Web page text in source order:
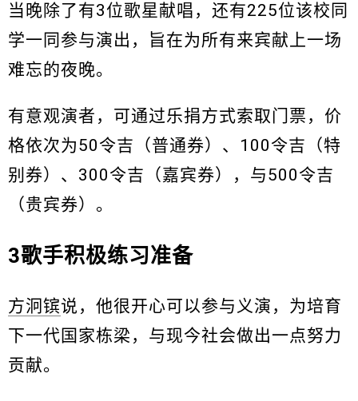
当晚除了有3位歌星献唱，还有225位该校同
学一同参与演出，旨在为所有来宾献上一场
难忘的夜晚。
有意观演者，可通过乐捐方式索取门票，价
格依次为50令吉（普通券）、100令吉（特
别券）、300令吉（嘉宾券），与500令吉
（贵宾券）。
3歌手积极练习准备
方泂镔说，他很开心可以参与义演，为培育
下一代国家栋梁，与现今社会做出一点努力
贡献。